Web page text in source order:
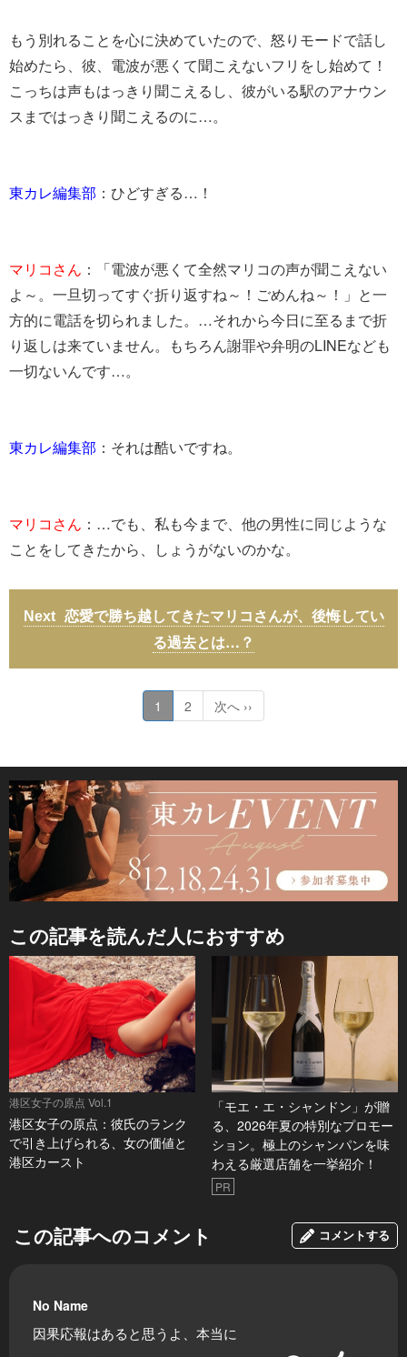
もう別れることを心に決めていたので、怒りモードで話し
始めたら、彼、電波が悪くて聞こえないフリをし始めて！
こっちは声もはっきり聞こえるし、彼がいる駅のアナウン
スまではっきり聞こえるのに…。
東カレ編集部 ：ひどすぎる…！
マリコさん ：「電波が悪くて全然マリコの声が聞こえない
よ～。一旦切ってすぐ折り返すね～！ごめんね～！」と一
方的に電話を切られました。…それから今日に至るまで折
り返しは来ていません。もちろん謝罪や弁明のLINEなども
一切ないんです…。
東カレ編集部 ：それは酷いですね。
マリコさん ：…でも、私も今まで、他の男性に同じような
ことをしてきたから、しょうがないのかな。
恋愛で勝ち越してきたマリコさんが、後悔してい
る過去とは…？
1 2 次へ ››
この記事を読んだ人におすすめ
港区女子の原点 Vol.1
港区女子の原点：彼氏のランク
で引き上げられる、女の価値と
港区カースト
「モエ・エ・シャンドン」が贈
る、2026年夏の特別なプロモー
ション。極上のシャンパンを味
わえる厳選店舗を一挙紹介！
PR
この記事へのコメント コメントする
No Name
因果応報はあると思うよ、本当に